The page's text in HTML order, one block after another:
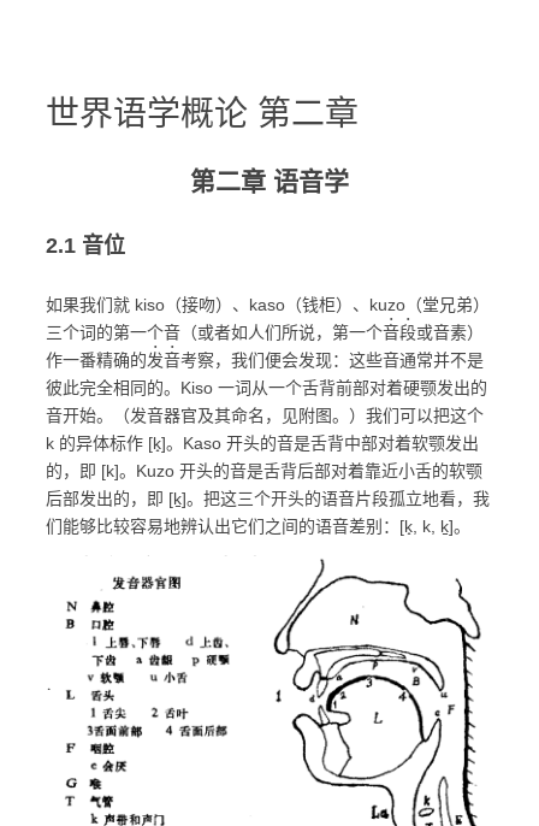
世界语学概论 第二章
第二章 语音学
2.1 音位
如果我们就 kiso（接吻）、kaso（钱柜）、kuzo（堂兄弟）
三个词的第一个音（或者如人们所说，第一个音
•
段
•
或音素）
作一番精确的发
•
音
•
考察，我们便会发现：这些音通常并不是
彼此完全相同的。Kiso 一词从一个舌背前部对着硬颚发出的
音开始。（发音器官及其命名，见附图。）我们可以把这个
k 的异体标作 [k̟]。Kaso 开头的音是舌背中部对着软颚发出
的，即 [k]。Kuzo 开头的音是舌背后部对着靠近小舌的软颚
后部发出的，即 [k̠]。把这三个开头的语音片段孤立地看，我
们能够比较容易地辨认出它们之间的语音差别：[k̟, k, k̠]。